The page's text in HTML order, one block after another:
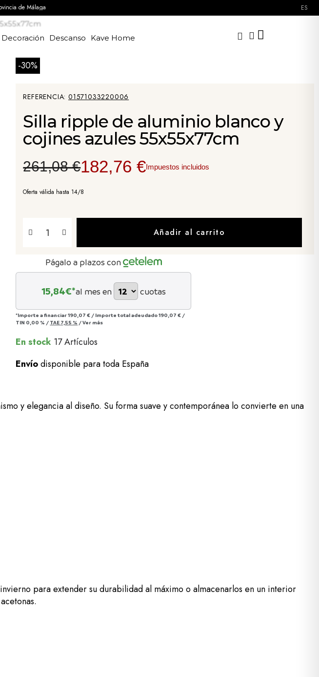
de Málaga ES
Decoración Descanso Kave Home
-30%
REFERENCIA 01571033220006
Silla ripple de aluminio blanco y
cojines azules 55x55x77cm
261,08 €182,76 €Impuestos incluidos
Oferta válida hasta 14/8
Añadir al carrito
Págalo a plazos con
15,84€*al mes en cuotas
*Importe a financiar190,07 € / Importe total adeudado190,07 € /
TIN 0,00 % / TAE 7,55 % /Ver más
En stock 17 Artículos
Envío disponible para toda España
y elegancia al diseño. Su forma suave y contemporánea lo convierte en una
para extender su durabilidad al máximo o almacenarlos en un interior